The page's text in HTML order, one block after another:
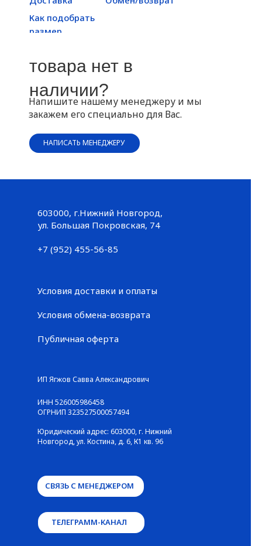
Как подобрать
размер
товара нет в
наличии?
Напишите нашему менеджеру и мы
закажем его специально для Вас.
НАПИСАТЬ МЕНЕДЖЕРУ
Большая Покровская, 74
+7 (952) 455-56-85
603000, г.Нижний Новгород,
ул. Большая Покровская, 74
+7 (952) 455-56-85
Условия доставки и оплаты
Условия обмена-возврата
Публичная оферта
СВЯЗЬ С МЕНЕДЖЕРОМ
ТЕЛЕГРАММ-КАНАЛ
ИП Ягжов Савва Александрович
ИНН 526005986458
ОГРНИП 323527500057494
Юридический адрес: 603000, г. Нижний
Новгород, ул. Костина, д. 6, К1 кв. 96